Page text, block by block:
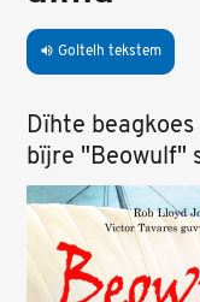
volume_up Goltelh tekstem
Dïhte
bïjre "Beowulf"